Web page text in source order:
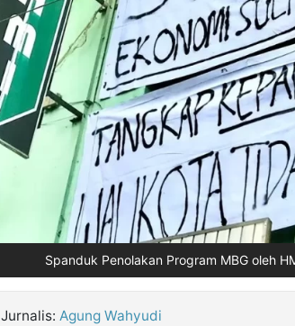
Spanduk Penolakan Program MBG oleh
Jurnalis: Agung Wahyudi